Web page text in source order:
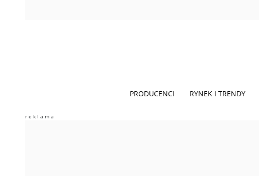
PRODUCENCI RYNEK I TRENDY